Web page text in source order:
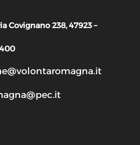
Covignano 238, 47923 –